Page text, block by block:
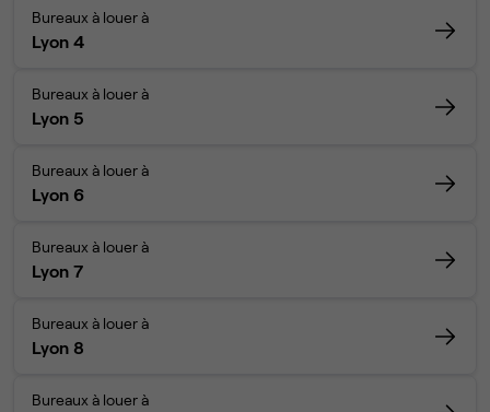
Bureaux à louer à
Lyon 4
Bureaux à louer à
Lyon 5
Bureaux à louer à
Lyon 6
Bureaux à louer à
Lyon 7
Bureaux à louer à
Lyon 8
Bureaux à louer à